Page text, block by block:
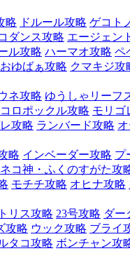
略 ドルール攻略 ゲコト
ダンス攻略 エージェン
ル攻略 ハーマオ攻略 ペ
おゆばぁ攻略 クマキジ攻
ネ攻略 ゆうしゃリーフ
コロポックル攻略 モリゴ
攻略 ランバード攻略
略 インベーダー攻略 プ
ネコ神・ふくのすがた攻
モチチ攻略 オヒナ攻略
リス攻略 23号攻略 ダー
攻略 ウック攻略 ブライ
タコ攻略 ボンチャン攻